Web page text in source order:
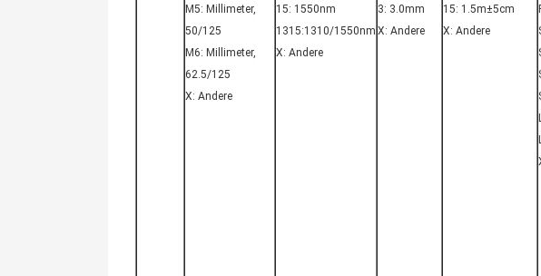
M5: Millimeter,
50/125
M6: Millimeter,
62.5/125
X: Andere
15: 1550nm
1315:1310/1550nm
X: Andere
3: 3.0mm
X: Andere
15: 1.5m±5cm
X: Andere